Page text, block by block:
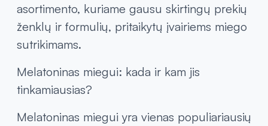
asortimento, kuriame gausu skirtingų prekių
ženklų ir formulių, pritaikytų įvairiems miego
sutrikimams.
Melatoninas miegui: kada ir kam jis
tinkamiausias?
Melatoninas miegui yra vienas populiariausių